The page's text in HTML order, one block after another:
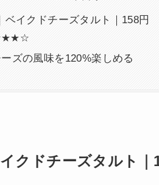
ベイクドチーズタルト｜158円
ズの風味を120%楽しめる
クドチーズタルト｜